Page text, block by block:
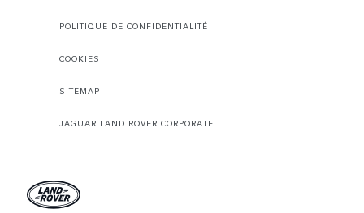
POLITIQUE DE CONFIDENTIALITÉ
COOKIES
SITEMAP
JAGUAR LAND ROVER CORPORATE